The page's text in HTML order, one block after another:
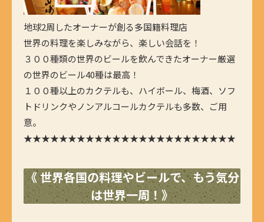
地球2周したオーナーが創る多国籍料理店
世界の料理を楽しみながら、楽しい会話を！
３００種類の世界のビールを飲んできたオーナー厳選
の世界のビール40種は最高！
１００種以上のカクテルも、ハイボール、梅酒、ソフ
トドリンクやノンアルコールカクテルも多数、ご用
意。
★★★★★★★★★★★★★★★★★★★★★★★★
《 世界各国の料理やビールで、もう気分
は世界一周！》